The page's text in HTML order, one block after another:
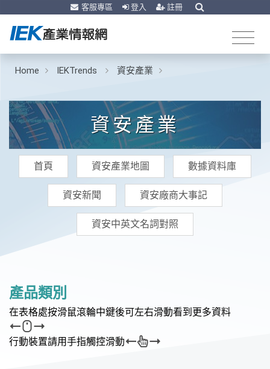
客服專區 登入 註冊
Home IEKTrends 資安產業
資安產業
首頁 資安產業地圖 數據資料庫
資安新聞 資安廠商大事記
資安中英文名詞對照
產品類別
在表格處按滑鼠滾輪中鍵後可左右滑動看到更多資料
行動裝置請用手指觸控滑動